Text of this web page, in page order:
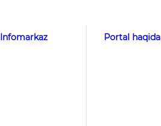
Infomarkaz Portal haqida